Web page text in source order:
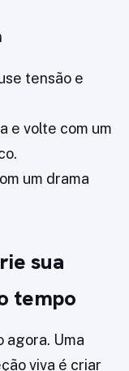
tensão e
e volte com um
um drama
sua
tempo
agora. Uma
viva é criar